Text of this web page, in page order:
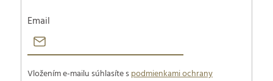
Email
Vložením e-mailu súhlasíte spodmienkami ochrany